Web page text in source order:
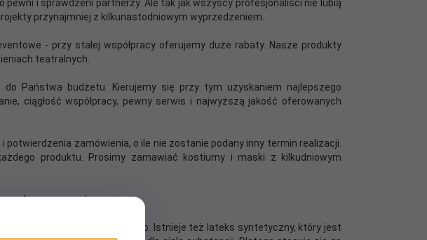
i sprawdzeni partnerzy. Ale tak jak wszyscy profesjonaliści nie lubią
przynajmniej z kilkunastodniowym wyprzedzeniem.
- przy stałej współpracy oferujemy duże rabaty. Nasze produkty
teatralnych.
Państwa budżetu. Kierujemy się przy tym uzyskaniem najlepszego
ciągłość współpracy, pewny serwis i najwyższą jakość oferowanych
zamówienia, o ile nie zostanie podany inny termin realizacji.
produktu. Prosimy zamawiać kostiumy i maski z kilkudniowym
magazynach.
drzewa kauczukowego. Istnieje też lateks syntetyczny, który jest